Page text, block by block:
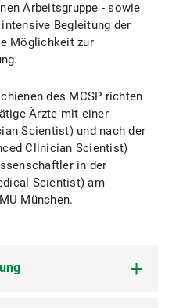
Arbeitsgruppe - sowie
Begleitung der
Möglichkeit zur
des MCSP richten
Ärzte mit einer
Scientist) und nach der
Clinician Scientist)
in der
Scientist) am
München.